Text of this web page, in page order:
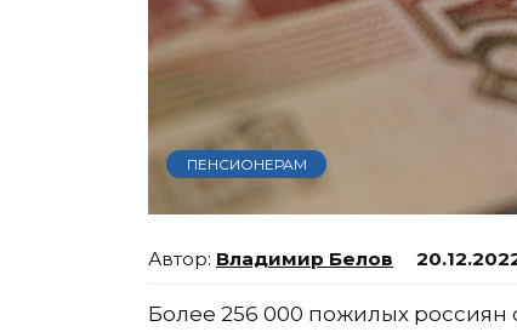
ПЕНСИОНЕРАМ
Владимир Белов
Более 256 000 пожилых россиян